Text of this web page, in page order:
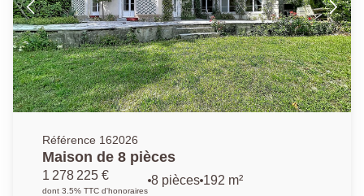
Référence 162026
Maison de 8 pièces
1 278 225 €
dont 3.5% TTC d'honoraires
8 pièces 192 m²